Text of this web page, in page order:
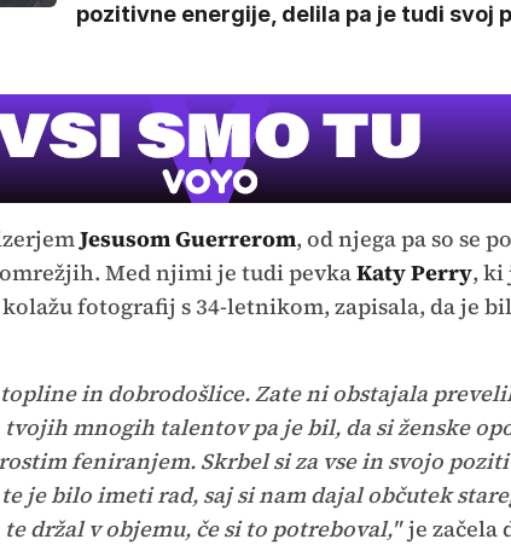
pozitivne energije, delila pa je tudi svoj
Jesusom Guerrerom, od njega pa so se
Med njimi je tudi pevkaKaty Perry, ki
fotografij s 34-letnikom, zapisala, da je
in dobrodošlice. Zate ni obstajala
mnogih talentov pa je bil, da si ženske
feniranjem. Skrbel si za vse in svojo
je bilo imeti rad, saj si nam dajal občutek
držal v objemu, če si to potreboval,"je začela